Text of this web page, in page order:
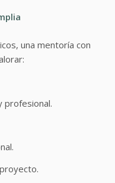
una mentoría con
profesional.